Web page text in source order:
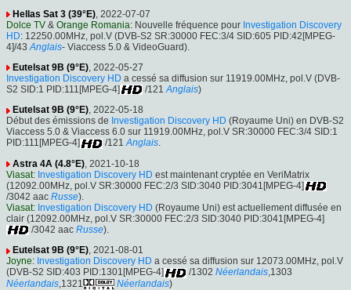
Hellas Sat 3 (39°E), 2022-07-07
Dolce TV & Orange Romania: Nouvelle fréquence pour Investigation Discovery
HD: 12250.00MHz, pol.V (DVB-S2 SR:30000 FEC:3/4 SID:605 PID:42[MPEG-
4]/43 Anglais- Viaccess 5.0 & VideoGuard).
Eutelsat 9B (9°E), 2022-05-27
Investigation Discovery HD a cessé sa diffusion sur 11919.00MHz, pol.V (DVB-
S2 SID:1 PID:111[MPEG-4]
/121 Anglais)
Eutelsat 9B (9°E), 2022-05-18
Début des émissions de Investigation Discovery HD (Royaume Uni) en DVB-S2
Viaccess 5.0 & Viaccess 6.0 sur 11919.00MHz, pol.V SR:30000 FEC:3/4 SID:1
PID:111[MPEG-4]
/121 Anglais.
Astra 4A (4.8°E) , 2021-10-18
Viasat: Investigation Discovery HD est maintenant cryptée en VeriMatrix
(12092.00MHz, pol.V SR:30000 FEC:2/3 SID:3040 PID:3041[MPEG-4]
/3042 aac Russe).
Viasat: Investigation Discovery HD (Royaume Uni) est actuellement diffusée en
clair (12092.00MHz, pol.V SR:30000 FEC:2/3 SID:3040 PID:3041[MPEG-4]
/3042 aac Russe).
Eutelsat 9B (9°E), 2021-08-01
Joyne: Investigation Discovery HD a cessé sa diffusion sur 12073.00MHz, pol.V
(DVB-S2 SID:403 PID:1301[MPEG-4]
/1302 Néerlandais,1303
Néerlandais ,1321 Néerlandais)